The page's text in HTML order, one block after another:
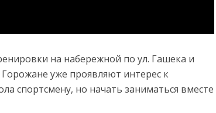
на набережной по ул. Гашека и
уже проявляют интерес к
спортсмену, но начать заниматься вместе